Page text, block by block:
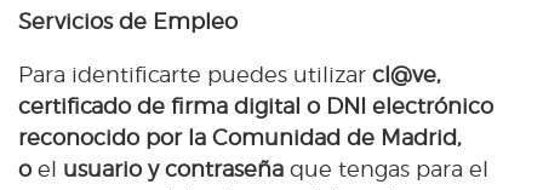
Servicios de Empleo
Para identificarte puedes utilizar cl@ve,
certificado de firma digital o DNI electrónico
reconocido por la Comunidad de Madrid,
o el usuario y contraseña que tengas para el